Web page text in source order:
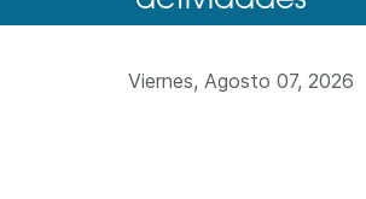
Viernes, Agosto 07, 2026